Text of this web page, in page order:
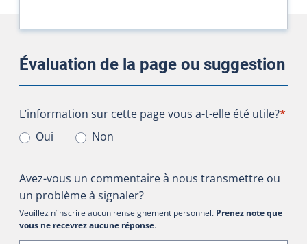
Évaluation de la page ou suggestion
L’information sur cette page vous a-t-elle été utile?
L’information sur cette page vous a-t-elle été utile?*
Oui
Non
Avez-vous un commentaire à nous transmettre ou
un problème à signaler?
Veuillez n’inscrire aucun renseignement personnel. Prenez note que
vous ne recevrez aucune réponse.